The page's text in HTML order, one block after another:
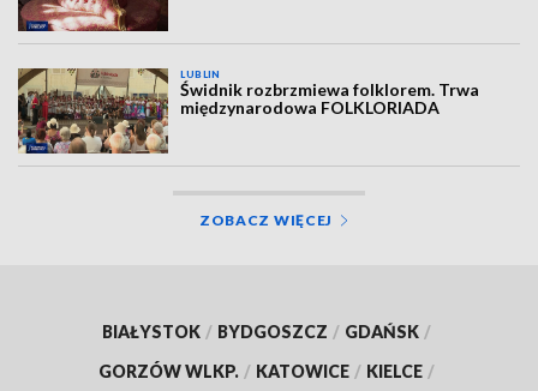
LUBLIN
Świdnik rozbrzmiewa folklorem. Trwa
międzynarodowa FOLKLORIADA
ZOBACZ WIĘCEJ
BIAŁYSTOK / BYDGOSZCZ / GDAŃSK /
GORZÓW WLKP. / KATOWICE / KIELCE /